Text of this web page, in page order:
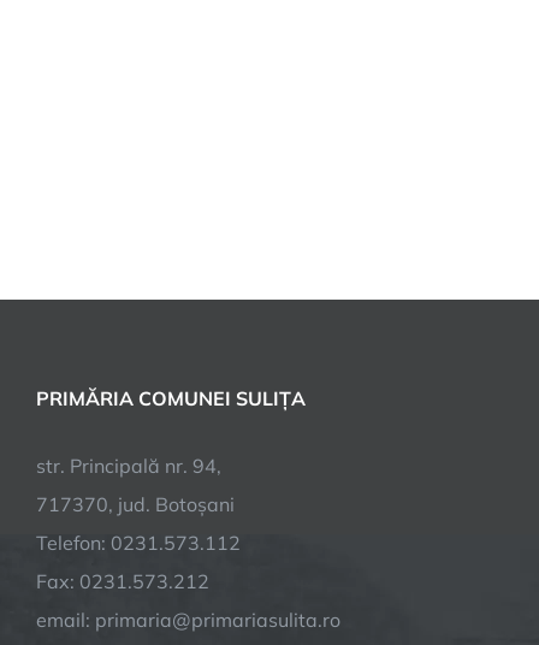
PRIMĂRIA COMUNEI SULIȚA
str. Principală nr. 94,
717370, jud. Botoșani
Telefon: 0231.573.112
Fax: 0231.573.212
email: primaria@primariasulita.ro